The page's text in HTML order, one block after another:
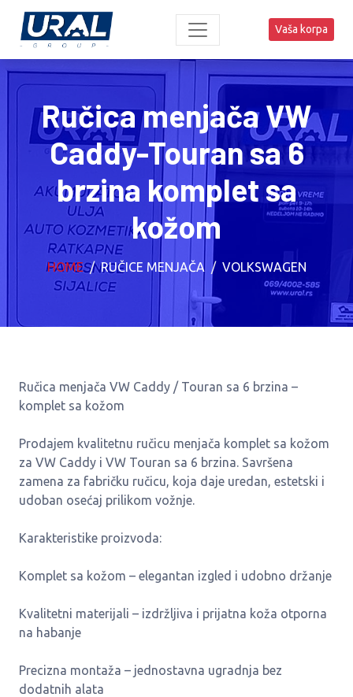
Vaša korpa
Ručica menjača VW
Caddy-Touran sa 6
brzina komplet sa
kožom
HOME RUČICE MENJAČA VOLKSWAGEN
Ručica menjača VW Caddy / Touran sa 6 brzina –
komplet sa kožom
Prodajem kvalitetnu ručicu menjača komplet sa kožom
za VW Caddy i VW Touran sa 6 brzina. Savršena
zamena za fabričku ručicu, koja daje uredan, estetski i
udoban osećaj prilikom vožnje.
Karakteristike proizvoda:
Komplet sa kožom – elegantan izgled i udobno držanje
Kvalitetni materijali – izdržljiva i prijatna koža otporna
na habanje
Precizna montaža – jednostavna ugradnja bez
dodatnih alata